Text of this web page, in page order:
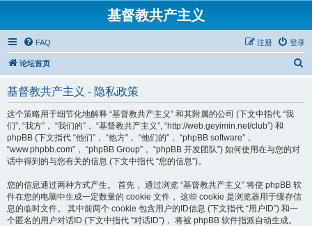
基督教共产主义
FAQ 登录
注册
论坛首页
基督教共产主义 - 隐私政策
这个策略用于细节化地解释 “基督教共产主义” 和其附属的公司 (下文中指代 “我
们”, “我方”， “我们的”， “基督教共产主义”, “http://web.geyimin.net/club”) 和
phpBB (下文指代 “他们”， “他方”， “他们的”， “phpBB software”，
“www.phpbb.com”， “phpBB Group”， “phpBB 开发团队”) 如何使用在与您的对
话中得到的与您有关的信息 (下文中指代 “您的信息”)。
您的信息通过两种方式产生。 首先， 通过浏览 “基督教共产主义” 将使 phpBB 软
件在您的电脑中生成一定数量的 cookie 文件， 这些 cookie 是浏览器用于缓存信
息的临时文件。 其中前两个 cookie 包含用户的ID信息 (下文指代 “用户ID”) 和一
个匿名的用户对话ID (下文中指代 “对话ID”)， 将被 phpBB 软件指派自动生成。